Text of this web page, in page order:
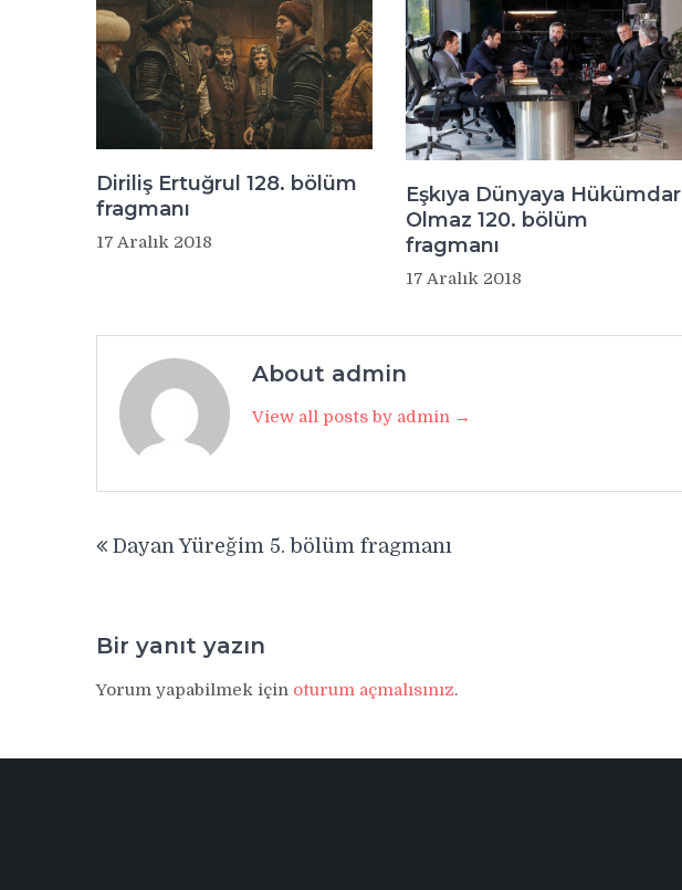
Diriliş Ertuğrul 128. bölüm
fragmanı
17 Aralık 2018
Eşkıya Dünyaya Hükümdar
Olmaz 120. bölüm
fragmanı
17 Aralık 2018
About admin
View all posts by admin →
gezinmesi
Dayan Yüreğim 5. bölüm fragmanı
Bir yanıt yazın
Yorum yapabilmek için oturum açmalısınız.